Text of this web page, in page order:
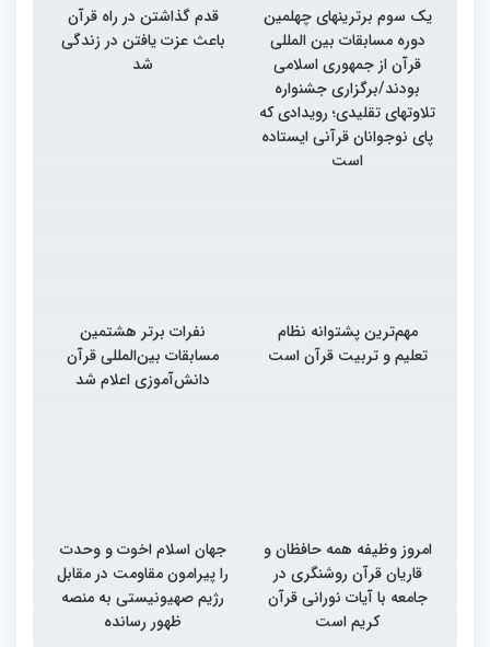
یک سوم برترینهای چهلمین
دوره مسابقات بین المللی
قرآن از جمهوری اسلامی
بودند/برگزاری جشنواره
تلاوتهای تقلیدی؛ رویدادی که
پای نوجوانان قرآنی ایستاده
است
قدم گذاشتن در راه قرآن
باعث عزت یافتن در زندگی
شد
مهم‌ترین پشتوانه نظام
تعلیم و تربیت قرآن است
نفرات برتر هشتمین
مسابقات بین‌المللی قرآن
دانش‌آموزی اعلام شد
امروز وظیفه همه حافظان و
قاریان قرآن روشنگری در
جامعه با آیات نورانی قرآن
کریم است
جهان اسلام اخوت و وحدت
را پیرامون مقاومت در مقابل
رژیم صهیونیستی به منصه
ظهور رسانده